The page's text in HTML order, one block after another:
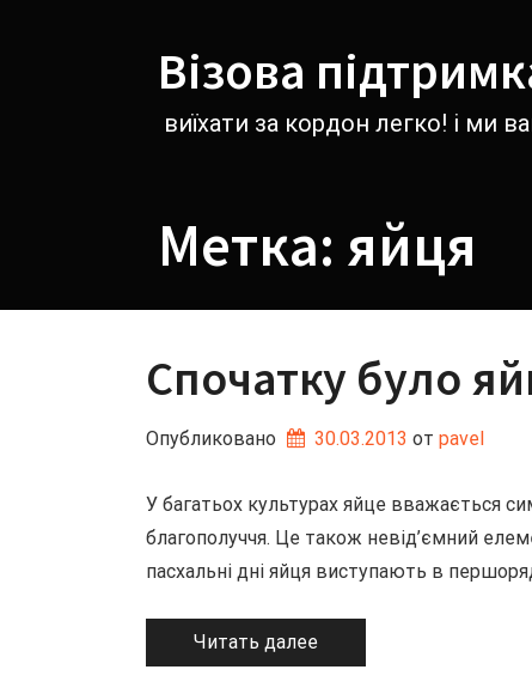
Візова
виїхати за кордон легко! і ми
Метка: яйця
Спочатку було
Опубликовано 30.03.2013 от pavel
У багатьох культурах яйце вважається
благополуччя. Це також невід’ємний
пасхальні дні яйця виступають в
Читать далее